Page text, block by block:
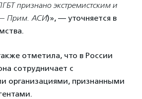
признано экстремистским и
Прим. АСИ)», — уточняется в
отметила, что в России
сотрудничает с
организациями, признанными